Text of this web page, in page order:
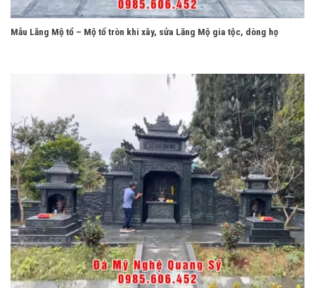
Mẫu Lăng Mộ tổ – Mộ tổ tròn khi xây, sửa Lăng Mộ gia tộc, dòng họ